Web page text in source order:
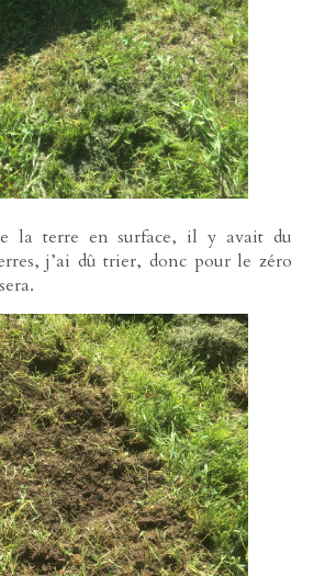
la terre en surface, il y avait du
j’ai dû trier, donc pour le zéro